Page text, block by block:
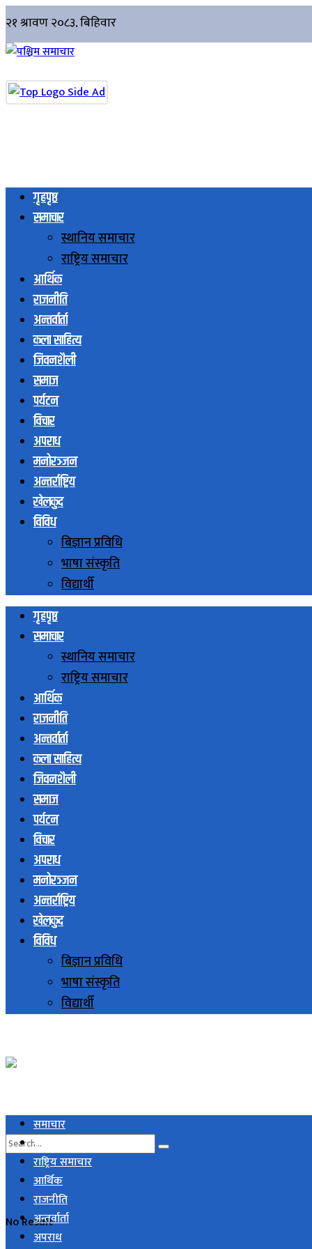
गृहपृष्ठ
समाचार
स्थानिय समाचार
राष्ट्रिय समाचार
आर्थिक
राजनीति
अन्तर्वार्ता
कला साहित्य
जिवनशैली
समाज
पर्यटन
विचार
अपराध
मनोरञ्जन
अन्तर्राष्ट्रिय
खेलकुद
विविध
बिज्ञान प्रविधि
भाषा संस्कृति
विद्यार्थी
गृहपृष्ठ
समाचार
स्थानिय समाचार
राष्ट्रिय समाचार
आर्थिक
राजनीति
अन्तर्वार्ता
कला साहित्य
जिवनशैली
समाज
पर्यटन
विचार
अपराध
मनोरञ्जन
अन्तर्राष्ट्रिय
खेलकुद
विविध
बिज्ञान प्रविधि
भाषा संस्कृति
विद्यार्थी
No Result
समाचार
स्थानिय समाचार
राष्ट्रिय समाचार
आर्थिक
राजनीति
अन्तर्वार्ता
अपराध